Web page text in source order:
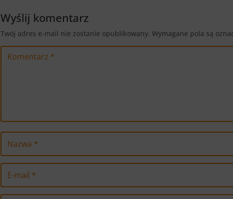
Wyślij komentarz
Twój adres e-mail nie zostanie opublikowany. Wymagane pola są